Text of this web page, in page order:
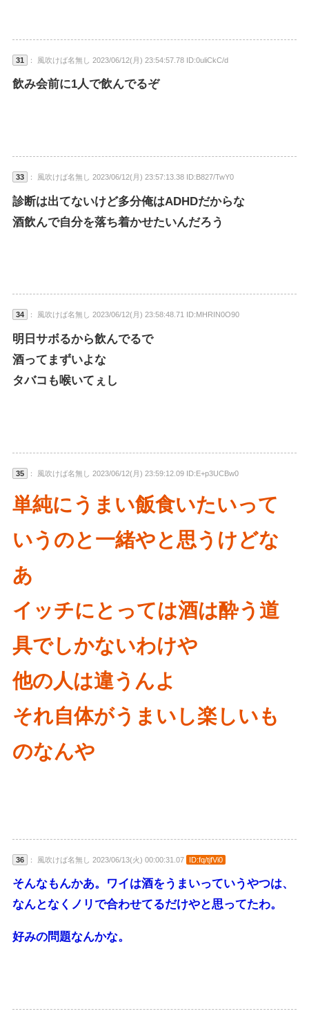
31 ： 風吹けば名無し 2023/06/12(月) 23:54:57.78 ID:0uliCkC/d
飲み会前に1人で飲んでるぞ
33 ： 風吹けば名無し 2023/06/12(月) 23:57:13.38 ID:B827/TwY0
診断は出てないけど多分俺はADHDだからな
酒飲んで自分を落ち着かせたいんだろう
34 ： 風吹けば名無し 2023/06/12(月) 23:58:48.71 ID:MHRIN0O90
明日サボるから飲んでるで
酒ってまずいよな
タバコも喉いてぇし
35 ： 風吹けば名無し 2023/06/12(月) 23:59:12.09 ID:E+p3UCBw0
単純にうまい飯食いたいって
いうのと一緒やと思うけどな
あ
イッチにとっては酒は酔う道
具でしかないわけや
他の人は違うんよ
それ自体がうまいし楽しいも
のなんや
36 ： 風吹けば名無し 2023/06/13(火) 00:00:31.07 ID:fq/tjfVi0
そんなもんかあ。ワイは酒をうまいっていうやつは、
なんとなくノリで合わせてるだけやと思ってたわ。
好みの問題なんかな。